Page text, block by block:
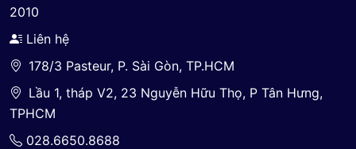
2010
Liên hệ
178/3 Pasteur, P. Sài Gòn, TP.HCM
Lầu 1, tháp V2, 23 Nguyễn Hữu Thọ, P Tân Hưng,
TPHCM
028.6650.8688